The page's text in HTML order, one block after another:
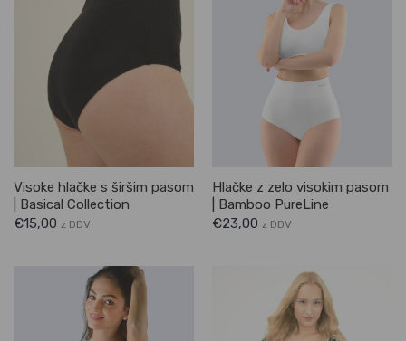
Visoke hlačke s širšim pasom
| Basical Collection
€15,00 z DDV
Hlačke z zelo visokim pasom
| Bamboo PureLine
€23,00 z DDV